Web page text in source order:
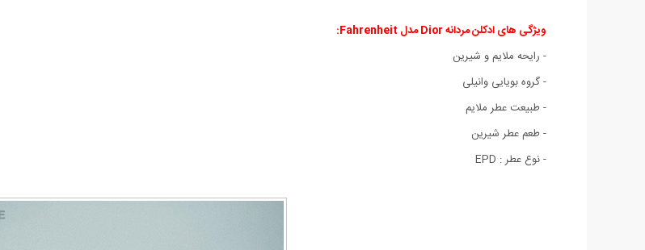
ویژگی های ادکلن مردانه Dior مدل Fahrenheit:
- رایحه ملایم و شیرین
- گروه بویایی وانیلی
- طبیعت عطر ملایم
- طعم عطر شیرین
- نوع عطر : EPD